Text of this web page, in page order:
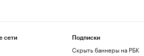
сети Подписки
Скрыть баннеры на РБК